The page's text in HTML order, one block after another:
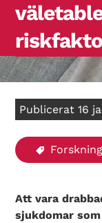
Publicerat 16
Forskning
Att vara
sjukdomar